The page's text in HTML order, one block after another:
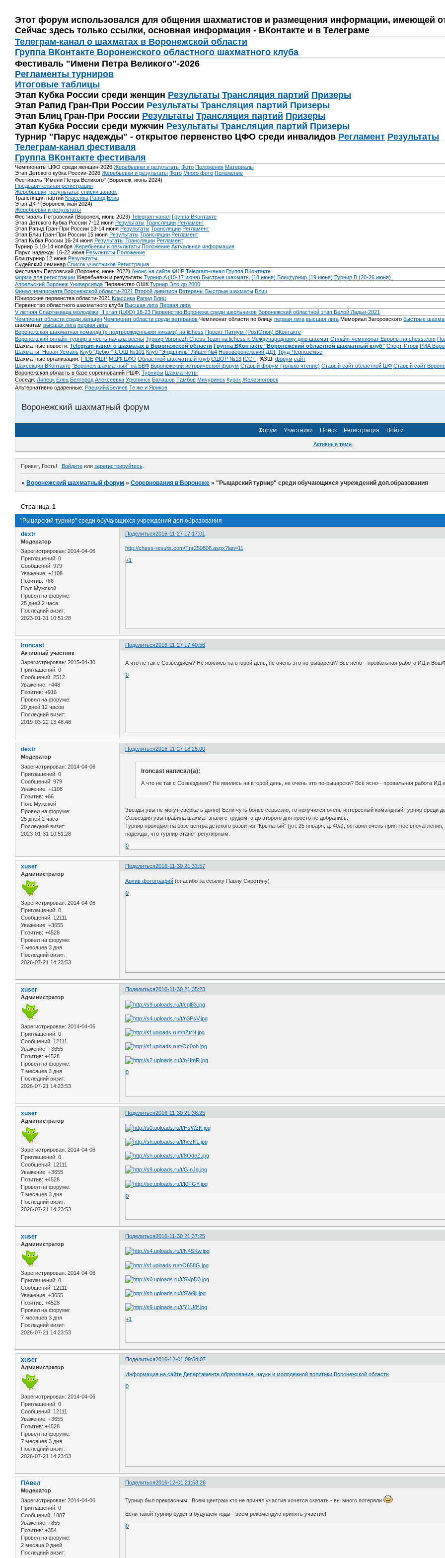
Этот форум использовался для общения шахматистов и размещения информации, имеющей
Сейчас здесь только ссылки, основная информация - ВКонтакте и в Телеграме
Телеграм-канал о шахматах в Воронежской области
Группа ВКонтакте Воронежского областного шахматного клуба
Фестиваль "Имени Петра Великого"-2026
Регламенты турниров
Итоговые таблицы
Этап Кубка России среди женщин Результаты Трансляция партий Призеры
Этап Рапид Гран-При России Результаты Трансляция партий Призеры
Этап Блиц Гран-При России Результаты Трансляция партий Призеры
Этап Кубка России среди мужчин Результаты Трансляция партий Призеры
Турнир "Парус надежды" - открытое первенство ЦФО среди инвалидов Регламент Результаты
Телеграм-канал фестиваля
Группа ВКонтакте фестиваля
Чемпионаты ЦФО среди женщин-2026 Жеребьевки и результаты Фото Положения Материалы
Этап Детского кубка России-2026 Жеребьевки и результаты Фото Много фото Положение
Фестиваль "Имени Петра Великого" (Воронеж, июнь 2024)
Предварительная регистрация
Жеребьевки, результаты, списки заявок
Трансляция партий Классика Рапид Блиц
Этап ДКР (Воронеж, май 2024)
Жеребьевки и результаты
Фестиваль Петровский (Воронеж, июнь 2023) Telegram-канал Группа ВКонтакте
Этап Детского Кубка России 7-12 июня Результаты Трансляции Регламент
Этап Рапид Гран-При России 13-14 июня Результаты Трансляции Регламент
Этап Блиц Гран-При России 15 июня Результаты Трансляции Регламент
Этап Кубка России 16-24 июня Результаты Трансляции Регламент
Турнир Б 10-14 ноября Жеребьевки и результаты Положение Актуальная информация
Парус надежды 16-22 июня Результаты Положение
Блицтурнир 12 июня Результаты
Судейский семинар Список участников Регистрация
Фестиваль Петровский (Воронеж, июнь 2022) Анонс на сайте ФШР Telegram-канал Группа ВКонтакте
Форма для регистрации Жеребьевки и результаты Турнир A (10-17 июня) Быстрые шахматы (18 июня) Блицтурнир (19 июня) Турнир B (20-26 июня)
Апрельский Воронеж Универсиада Первенство ОШК Турнир Эло до 2000
Финал чемпионата Воронежской области-2021 Второй дивизион Ветераны Быстрые шахматы Блиц
Юниорские первенства области-2021 Классика Рапид Блиц
Первенство областного шахматного клуба Высшая лига Первая лига
V летняя Спартакиада молодёжи, II этап (ЦФО) 18-23 Первенство Воронежа среди школьников Воронежский областной этап Белой Ладьи-2021
Чемпионат области среди женщин Чемпионат области среди ветеранов Чемпионат области по блицу первая лига высшая лига Мемориал Загоровского быстрые
шахматам высшая лига первая лига
Воронежская шахматная команда (с подтверждёнными никами) на lichess Проект Патиум (PostOrion) ВКонтакте
Воронежский онлайн-турнир в честь начала весны Турнир Voronezh Chess Team на lichess к Международному дню шахмат Онлайн-чемпионат Европы на chess.com
Шахматные новости: Telegram-канал о шахматах в Воронежской области Группа ВКонтакте "Воронежский областной шахматный клуб" Спорт-Игрок РИА
Шахматы. Новая Усмань Клуб "Дебют" СОШ №101 Клуб "Эндшпиль" Лицея №4 Нововоронежский ДДТ Труд-Черноземье
Шахматные организации: FIDE ФШР МШФ ЦФО Областной шахматный клуб СШОР №13 ICCF РАЗШ: форум сайт
Шахсекция ВКонтакте "Воронеж шахматный" на БВФ Воронежский исторический форум Cтарый форум (только чтение) Старый сайт областной ШФ Старый сайт
Воронежская область в базе соревнований РШФ: Турниры Шахматисты
Соседи: Липецк Елец Белгород Алексеевка Урюпинск Балашов Тамбов Мичуринск Курск Железногорск
Альтернативно одаренные: Раецкий&Беляев Те же и Яриков
Воронежский шахматный форум
Форум Участники Поиск Регистрация Войти
Активные темы
Привет, Гость! Войдитеили зарегистрируйтесь.
»Воронежский шахматный форум »Соревнования в Воронеже »"Рыцарский турнир" среди обучающихся учреждений доп.образования
"Рыцарский турнир" среди обучающихся учреждений доп.образования
Страница:1
Поделиться2016-11-27 17:17:01
dextr
Модератор
Зарегистрирован: 2014-04-06
Приглашений: 0
Сообщений: 979
Уважение: +1108
Позитив: +66
Пол: Мужской
Провел на форуме:
25 дней 2 часа
Последний визит:
2023-01-31 10:51:28
http://chess-results.com/Tnr250808.aspx?lan=11
+1
Поделиться2016-11-27 17:40:56
Ironcast
Активный участник
Зарегистрирован: 2015-04-30
Приглашений: 0
Сообщений: 2512
Уважение: +448
Позитив: +916
Провел на форуме:
20 дней 12 часов
Последний визит:
2019-03-22 13:48:48
А что не так с Созвездием? Не явились на второй день, не очень это по-рыцарски? Всё ясно-- провальная работа ИД и
0
Поделиться2016-11-27 18:25:00
dextr
Модератор
Зарегистрирован: 2014-04-06
Приглашений: 0
Сообщений: 979
Уважение: +1108
Позитив: +66
Пол: Мужской
Провел на форуме:
25 дней 2 часа
Последний визит:
2023-01-31 10:51:28
Ironcast написал(а):
А что не так с Созвездием? Не явились на второй день, не очень это по-рыцарски? Всё ясно-- провальная работа ИД
Звезды увы не могут сверкать долго) Если чуть более серьезно, то получился очень интересный командный турнир среди
Созвездия увы правила шахмат знали с трудом, а до второго дня просто не добрались.
Турнир проходил на базе центра детского развития "Крылатый" (ул. 25 января, д. 40а), оставил очень приятное
надежды, что турнир станет регулярным.
0
Поделиться2016-11-30 21:33:57
xuser
Администратор
Зарегистрирован: 2014-04-06
Приглашений: 0
Сообщений: 12111
Уважение: +3655
Позитив: +4528
Провел на форуме:
7 месяцев 3 дня
Последний визит:
2026-07-21 14:23:53
Архив фотографий (спасибо за ссылку Павлу Сиротину)
0
Поделиться2016-11-30 21:35:23
xuser
Администратор
Зарегистрирован: 2014-04-06
Приглашений: 0
Сообщений: 12111
Уважение: +3655
Позитив: +4528
Провел на форуме:
7 месяцев 3 дня
Последний визит:
2026-07-21 14:23:53
0
Поделиться2016-11-30 21:36:25
xuser
Администратор
Зарегистрирован: 2014-04-06
Приглашений: 0
Сообщений: 12111
Уважение: +3655
Позитив: +4528
Провел на форуме:
7 месяцев 3 дня
Последний визит:
2026-07-21 14:23:53
0
Поделиться2016-11-30 21:37:25
xuser
Администратор
Зарегистрирован: 2014-04-06
Приглашений: 0
Сообщений: 12111
Уважение: +3655
Позитив: +4528
Провел на форуме:
7 месяцев 3 дня
Последний визит:
2026-07-21 14:23:53
+1
Поделиться2016-12-01 09:54:07
xuser
Администратор
Зарегистрирован: 2014-04-06
Приглашений: 0
Сообщений: 12111
Уважение: +3655
Позитив: +4528
Провел на форуме:
7 месяцев 3 дня
Последний визит:
2026-07-21 14:23:53
Информация на сайте Департамента образования, науки и молодежной политики Воронежской области
0
Поделиться2016-12-01 21:53:26
ПАвел
Модератор
Зарегистрирован: 2014-04-06
Приглашений: 0
Сообщений: 1887
Уважение: +855
Позитив: +354
Провел на форуме:
2 месяца 0 дней
Последний визит:
Турнир был прекрасным. Всем центрам кто не принял участия хочется сказать - вы много потеряли
Если такой турнир будет в будущем годы - всем рекомендую принять участие!
0